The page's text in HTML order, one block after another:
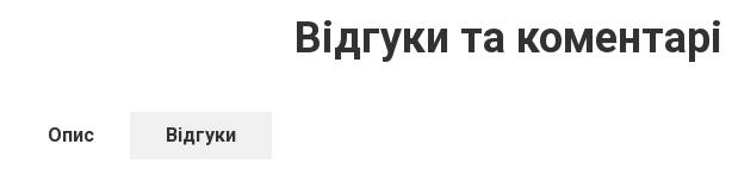
Відгуки та
Опис Відгуки